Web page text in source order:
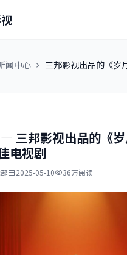
闻中心
三邦影视出品的《岁
三邦影视出品的《
电视剧
2025-05-10 36万阅读